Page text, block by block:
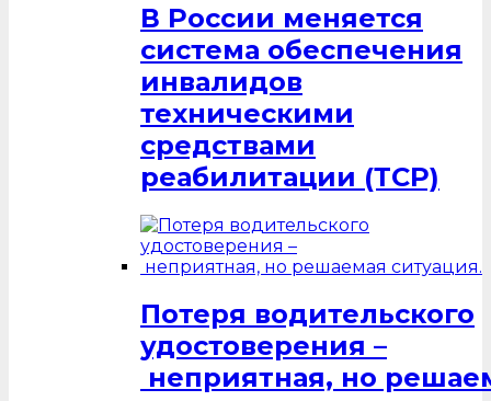
В России меняется
система обеспечения
инвалидов
техническими
средствами
реабилитации (ТСР)
Потеря водительского
удостоверения –
неприятная, но